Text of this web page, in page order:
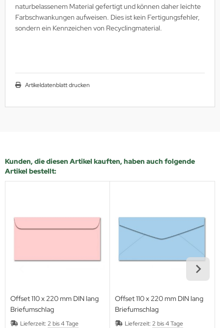
naturbelassenem Material gefertigt und können daher leichte
Farbschwankungen aufweisen. Dies ist kein Fertigungsfehler,
sondern ein Kennzeichen von Recyclingmaterial.
Artikeldatenblatt drucken
Kunden, die diesen Artikel kauften, haben auch folgende
Artikel bestellt:
Offset 110 x 220 mm DIN lang
Briefumschlag
Lieferzeit: 2 bis 4 Tage
Offset 110 x 220 mm DIN lang
Briefumschlag
Lieferzeit: 2 bis 4 Tage